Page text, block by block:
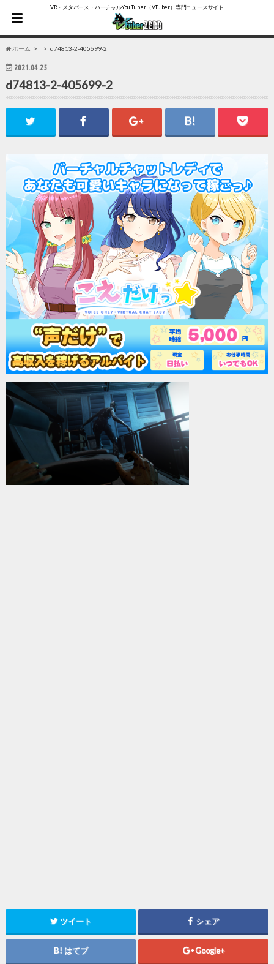
VR・メタバース・バーチャルYouTuber（VTuber）専門ニュースサイト
ホーム d74813-2-405699-2
2021.04.25
d74813-2-405699-2
ツイート シェア
はてブ Google+